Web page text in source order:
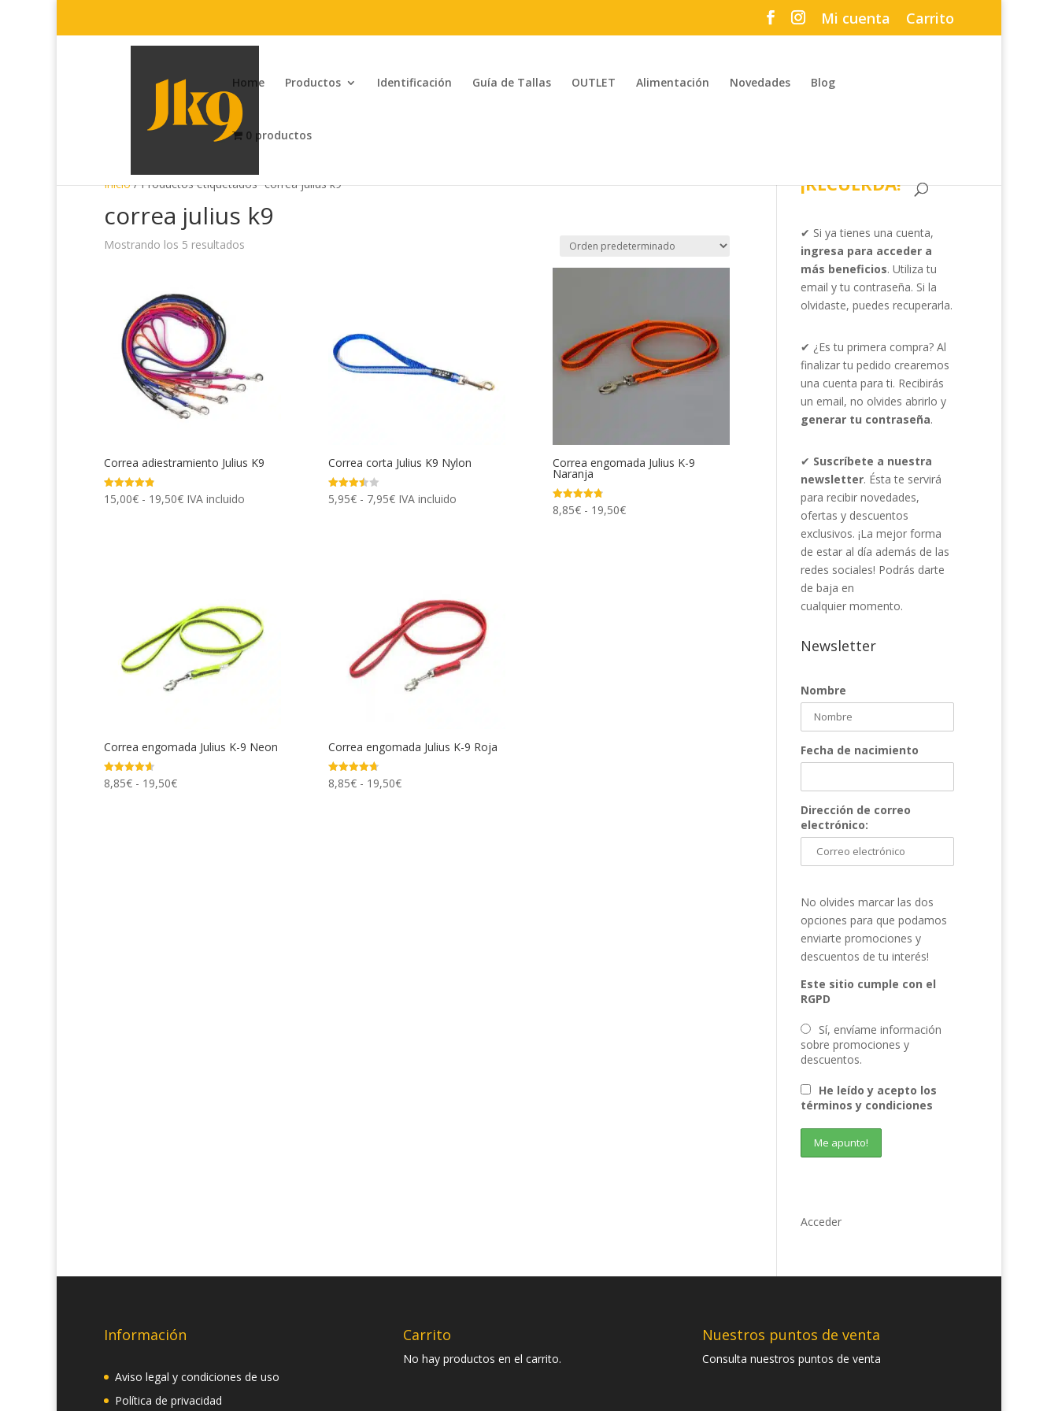
Mi cuenta Carrito
Home Productos Identificación Guía de Tallas OUTLET Alimentación Novedades Blog
0 productos
Inicio/ Productos etiquetados “correa julius k9”
correa julius k9
Mostrando los 5 resultados
Correa adiestramiento Julius K9
Valorado
con
15,00€ - 19,50€Rango
19,50€
IVA incluido
Correa corta Julius K9 Nylon
Valorado
con
5,95€ - 7,95€Rango
7,95€
IVA incluido
Correa engomada Julius K-9
Naranja
Valorado
con
8,85€ - 19,50€Rango
Correa engomada Julius K-9 Neon
Valorado
con
8,85€ - 19,50€Rango
Correa engomada Julius K-9 Roja
Valorado
con
8,85€ - 19,50€Rango
¡RECUERDA!
✔ Si ya tienes una cuenta,
ingresa para acceder a
más beneficios. Utiliza tu
email y tu contraseña. Si la
olvidaste, puedes recuperarla.
✔ ¿Es tu primera compra? Al
finalizar tu pedido crearemos
una cuenta para ti. Recibirás
un email, no olvides abrirlo y
generar tu contraseña.
✔ Suscríbete a nuestra
newsletter. Ésta te servirá
para recibir novedades,
ofertas y descuentos
exclusivos. ¡La mejor forma
de estar al día además de las
redes sociales! Podrás darte
de baja en
cualquier momento.
Newsletter
Nombre
Fecha de nacimiento
Dirección de correo
electrónico:
No olvides marcar las dos
opciones para que podamos
enviarte promociones y
descuentos de tu interés!
Este sitio cumple con el
RGPD
Sí, envíame información
sobre promociones y
descuentos.
He leído y acepto los
términos y condiciones
Acceder
Información
Aviso legal y condiciones de uso
Política de privacidad
Carrito
No hay productos en el carrito.
Nuestros puntos de venta
Consulta nuestros puntos de venta